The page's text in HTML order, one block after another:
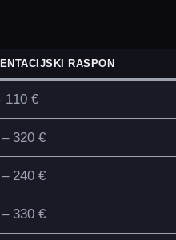
RASPON
110 €
320 €
240 €
330 €